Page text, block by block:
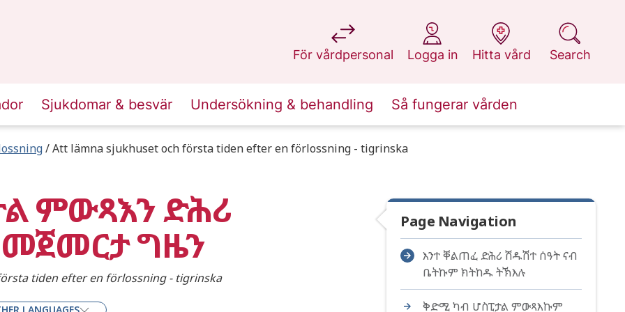
För vårdpersonal
at 1177.se
Logga in
at 1177.se
Hitta vård
at 1177.se
Search
at 1177.se
Sjukdomar & besvär Undersökning & behandling Så fungerar vården
Att lämna sjukhuset och första tiden efter en förlossning - tigrinska
ምውጻእን ድሕሪ
ግዜን
tiden efter en förlossning - tigrinska
Page Navigation
እንተ ቐልጠፈ ድሕሪ ሽዱሽተ ሰዓት ናብ
ቤትኩም ክትከዱ ትኽእሉ
ቅድሚ ካብ ሆስፒታል ምውጻእኩም